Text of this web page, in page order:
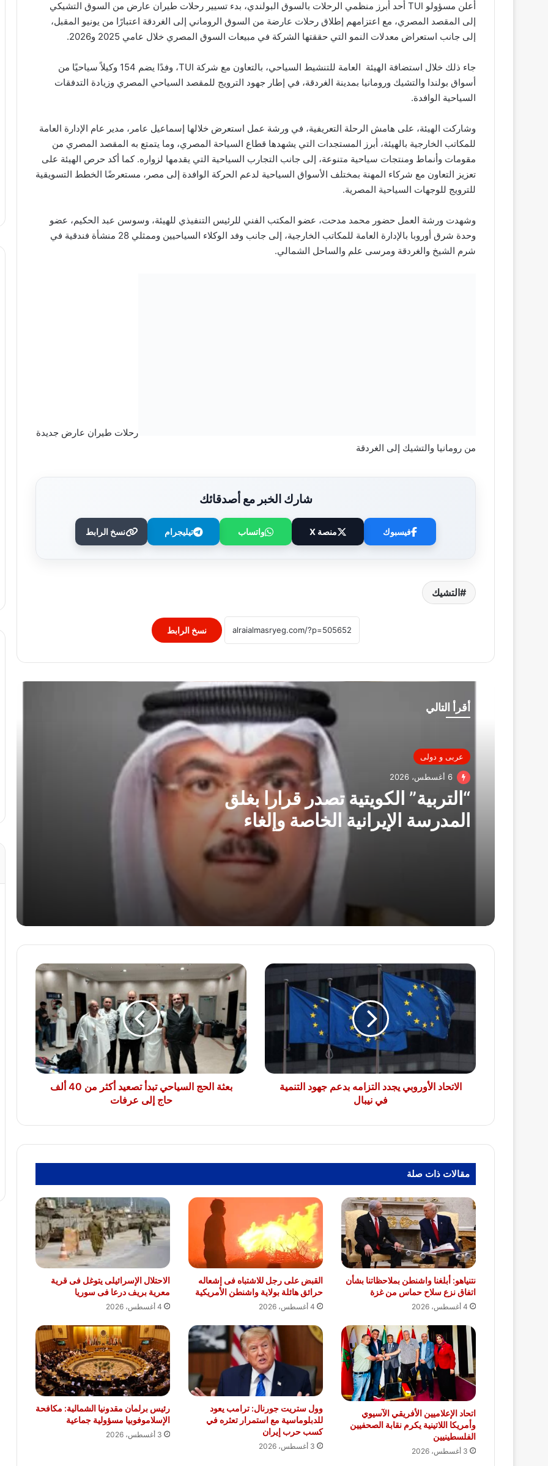
أعلن مسؤولو TUI أحد أبرز منظمي الرحلات بالسوق البولندي، بدء تسيير رحلات طيران عارض من السوق التشيكي
إلى المقصد المصري، مع اعتزامهم إطلاق رحلات عارضة من السوق الروماني إلى الغردقة اعتبارًا من يونيو المقبل،
إلى جانب استعراض معدلات النمو التي حققتها الشركة في مبيعات السوق المصري خلال عامي 2025 و2026.
جاء ذلك خلال استضافة الهيئة العامة للتنشيط السياحي، بالتعاون مع شركة TUI، وفدًا يضم 154 وكيلاً سياحيًا من
أسواق بولندا والتشيك ورومانيا بمدينة الغردقة، في إطار جهود الترويج للمقصد السياحي المصري وزيادة التدفقات
السياحية الوافدة.
وشاركت الهيئة، على هامش الرحلة التعريفية، في ورشة عمل استعرض خلالها إسماعيل عامر، مدير عام الإدارة العامة
للمكاتب الخارجية بالهيئة، أبرز المستجدات التي يشهدها قطاع السياحة المصري، وما يتمتع به المقصد المصري من
مقومات وأنماط ومنتجات سياحية متنوعة، إلى جانب التجارب السياحية التي يقدمها لزواره. كما أكد حرص الهيئة على
تعزيز التعاون مع شركاء المهنة بمختلف الأسواق السياحية لدعم الحركة الوافدة إلى مصر، مستعرضًا الخطط التسويقية
للترويج للوجهات السياحية المصرية.
وشهدت ورشة العمل حضور محمد مدحت، عضو المكتب الفني للرئيس التنفيذي للهيئة، وسوسن عبد الحكيم، عضو
وحدة شرق أوروبا بالإدارة العامة للمكاتب الخارجية، إلى جانب وفد الوكلاء السياحيين وممثلي 28 منشأة فندقية في
شرم الشيخ والغردقة ومرسى علم والساحل الشمالي.
رحلات طيران عارض جديدة
من رومانيا والتشيك إلى الغردقة
شارك الخبر مع أصدقائك
فيسبوك منصة X واتساب تيليجرام نسخ الرابط
التشيك
نسخ الرابط
أقرأ التالي
عربى و دولى
6 أغسطس، 2026
“التربية” الكويتية تصدر قرارا بغلق
المدرسة الإيرانية الخاصة وإلغاء
“التربية” الكويتية تصدر قرارا بغلق المدرسة
بكورسيكا
شراكة أقوى مع إسرائيل..
على بلدة برج الشمالي
لغز اختفاء مجتبى خامنئي يحير الولايات
المتحدة.. خبير: إما مات أو أصبح عاجزا
لمواجهة تهديدات ترامب.. تجنيد إلزامى ممتد
فى الدنمارك ونشر 100 جندي لأول مرة
بين الحرب والسلام.. هل تنجح الجهود
الأردن يؤيد بيان مصر وقطر وتركيا بإدانة
الانتهاكات الإسرائيلية فى غزة
مصادر أمنية بحرية: إصابة سفينة بضائع
بمقذوف قرب مضيق هرمز
الاتحاد
التزامه
بدعم
نيبال
الاتحاد الأوروبي يجدد التزامه بدعم جهود التنمية
في نيبال
بعثة
الحج
السياحي
تبدأ
تصعيد
أكثر
من
40
ألف
بعثة الحج السياحي تبدأ تصعيد أكثر من 40 ألف
حاج إلى عرفات
مقالات ذات صلة
نتنياهو: أبلغنا واشنطن بملاحظاتنا بشأن
اتفاق نزع سلاح حماس من غزة
4 أغسطس، 2026
القبض على رجل للاشتباه فى إشعاله
حرائق هائلة بولاية واشنطن الأمريكية
4 أغسطس، 2026
الاحتلال الإسرائيلى يتوغل فى قرية
معرية بريف درعا فى سوريا
4 أغسطس، 2026
اتحاد الإعلاميين الأفريقي الآسيوي
وأمريكا اللاتينية يكرم نقابة الصحفيين
الفلسطينيين
3 أغسطس، 2026
وول ستريت جورنال: ترامب يعود
للدبلوماسية مع استمرار تعثره في
كسب حرب إيران
3 أغسطس، 2026
رئيس برلمان مقدونيا الشمالية: مكافحة
الإسلاموفوبيا مسؤولية جماعية
3 أغسطس، 2026